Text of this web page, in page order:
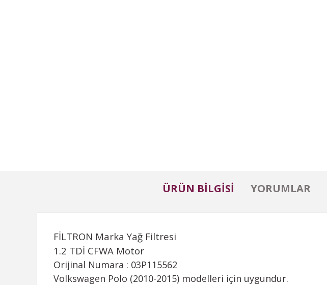
ÜRÜN BILGISI YORUMLAR
FİLTRON Marka Yağ Filtresi
1.2 TDİ CFWA Motor
Orijinal Numara : 03P115562
Volkswagen Polo (2010-2015) modelleri için uygundur.